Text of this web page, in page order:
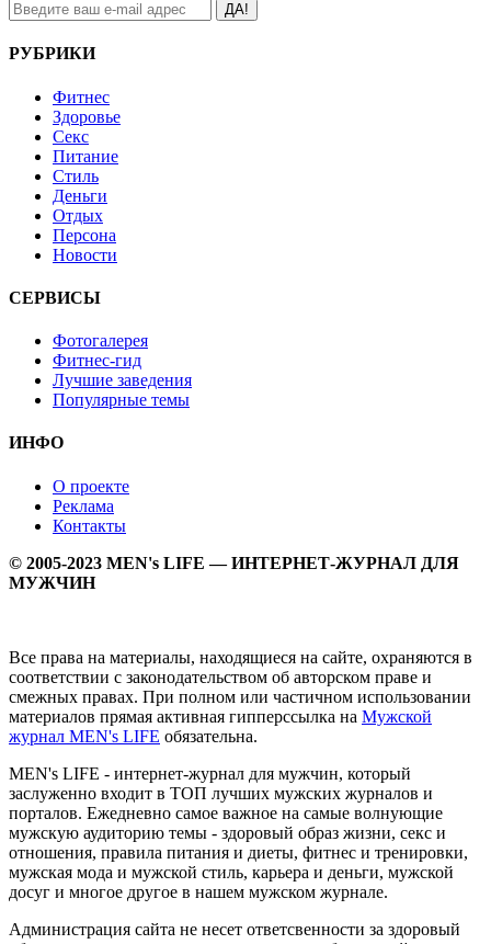
ДА!
РУБРИКИ
Фитнес
Здоровье
Секс
Питание
Стиль
Деньги
Отдых
Персона
Новости
СЕРВИСЫ
Фотогалерея
Фитнес-гид
Лучшие заведения
Популярные темы
ИНФО
О проекте
Реклама
Контакты
© 2005-2023 MEN's LIFE — ИНТЕРНЕТ-ЖУРНАЛ ДЛЯ
МУЖЧИН
Все права на материалы, находящиеся на сайте, охраняются в
соответствии с законодательством об авторском праве и
смежных правах. При полном или частичном использовании
материалов прямая активная гипперссылка на Мужской
журнал MEN's LIFE обязательна.
MEN's LIFE - интернет-журнал для мужчин, который
заслуженно входит в ТОП лучших мужских журналов и
порталов. Ежедневно самое важное на самые волнующие
мужскую аудиторию темы - здоровый образ жизни, секс и
отношения, правила питания и диеты, фитнес и тренировки,
мужская мода и мужской стиль, карьера и деньги, мужской
досуг и многое другое в нашем мужском журнале.
Администрация сайта не несет ответсвенности за здоровый